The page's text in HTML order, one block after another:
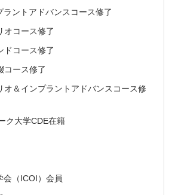
ントアドバンスコース修了
コース修了
コース修了
ース修了
＆インプラントアドバンスコース修
ク大学CDE在籍
会（ICOI）会員